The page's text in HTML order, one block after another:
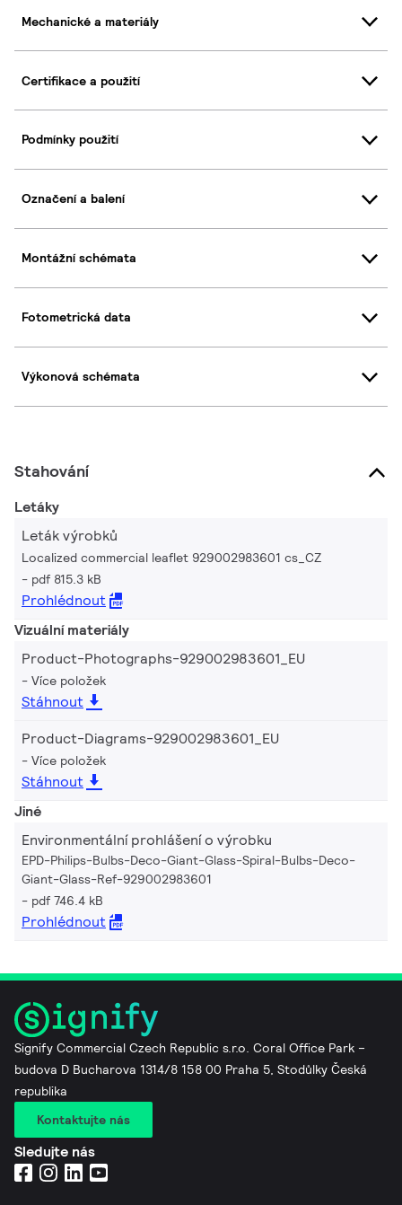
Mechanické a materiály
Certifikace a použití
Podmínky použití
Označení a balení
Montážní schémata
Fotometrická data
Výkonová schémata
Stahování
Letáky
Leták výrobků
Localized commercial leaflet 929002983601 cs_CZ
pdf 815.3 kB
Prohlédnout
Vizuální materiály
Product-Photographs-929002983601_EU
Více položek
Stáhnout
Product-Diagrams-929002983601_EU
Více položek
Stáhnout
Jiné
Environmentální prohlášení o výrobku
EPD-Philips-Bulbs-Deco-Giant-Glass-Spiral-Bulbs-Deco-
Giant-Glass-Ref-929002983601
pdf 746.4 kB
Prohlédnout
Signify Commercial Czech Republic s.r.o. Coral Office Park –
budova D Bucharova 1314/8 158 00 Praha 5, Stodůlky Česká
republika
Kontaktujte nás
Sledujte nás